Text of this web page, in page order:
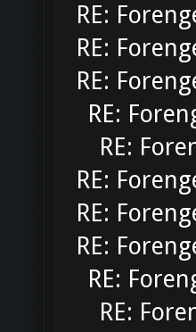
RE:
RE:
RE:
RE:
RE:
RE:
RE:
RE:
RE:
RE: